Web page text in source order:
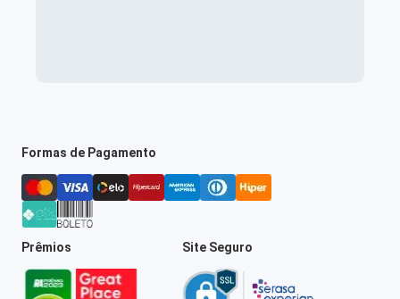
Formas de Pagamento
Prêmios Site Seguro